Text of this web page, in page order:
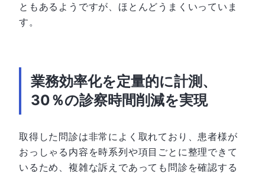
ともあるようですが、ほとんどうまくいっていま
す。
業務効率化を定量的に計測、
30％の診察時間削減を実現
取得した問診は非常によく取れており、患者様が
おっしゃる内容を時系列や項目ごとに整理できて
いるため、複雑な訴えであっても問診を確認する